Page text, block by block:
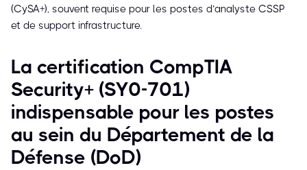
(CySA+), souvent requise pour les postes d’analyste CSSP
et de support infrastructure.
La certification CompTIA
Security+ (SY0-701)
indispensable pour les postes
au sein du Département de la
Défense (DoD)